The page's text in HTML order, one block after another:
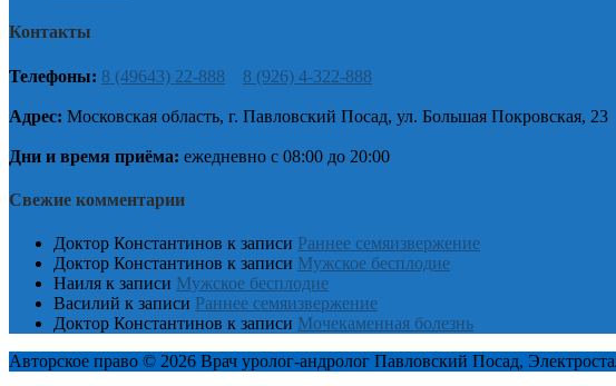
Контакты
Телефоны: 8 (49643) 22-888 8 (926) 4-322-888
Адрес: Московская область, г. Павловский Посад, ул. Большая Покровская, 23
Дни и время приёма: ежедневно с 08:00 до 20:00
Свежие комментарии
Доктор Константинов к записи Раннее семяизвержение
Доктор Константинов к записи Мужское бесплодие
Наиля к записи Мужское бесплодие
Василий к записи Раннее семяизвержение
Доктор Константинов к записи Мочекаменная болезнь
Авторское право © 2026 Врач уролог-андролог Павловский Посад,